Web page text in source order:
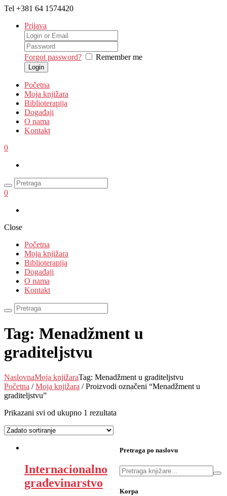
Tel +381 64 1574420
Prijava
Forgot password? Remember me
Početna
Moja knjižara
Biblioterapija
Događaji
O nama
Kontakt
0
0
Close
Početna
Moja knjižara
Biblioterapija
Događaji
O nama
Kontakt
Tag: Menadžment u
graditeljstvu
NaslovnaMoja knjižaraTag: Menadžment u graditeljstvu
Početna /Moja knjižara / Proizvodi označeni “Menadžment u
graditeljstvu”
Prikazani svi od ukupno 1 rezultata
Internacionalno
građevinarstvo
Pretraga po naslovu
Korpa